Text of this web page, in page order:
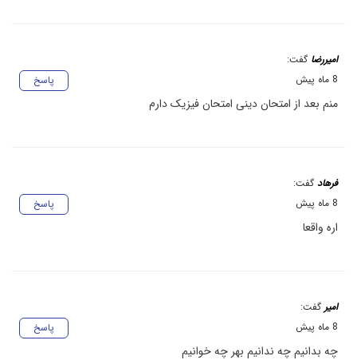
امیررضا گفت:
پاسخ
8 ماه پیش
منم بعد از امتحان دینی امتحان فیزیک دارم
فرهاد گفت:
پاسخ
8 ماه پیش
اره واقعا
امیر گفت:
پاسخ
8 ماه پیش
چه بدانیم چه ندانیم بهر چه خوانیم